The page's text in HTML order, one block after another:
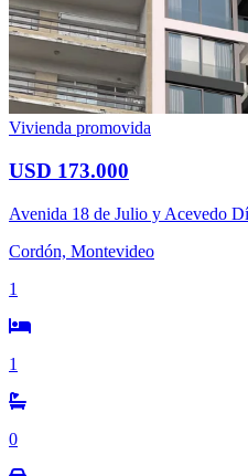
Vivienda promovida
USD 173.000
Avenida 18 de Julio y Acevedo
Cordón, Montevideo
1
1
0